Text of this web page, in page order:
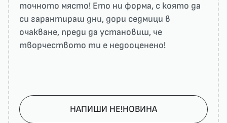
точното място! Ето ни форма, с която да
си гарантираш дни, дори седмици в
очакване, преди да установиш, че
творчеството ти е недооценено!
НАПИШИ НЕ!НОВИНА